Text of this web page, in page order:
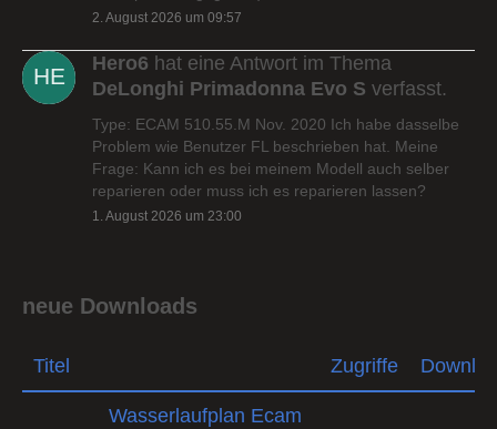
2. August 2026 um 09:57
Hero6 hat eine Antwort im Thema
DeLonghi Primadonna Evo S verfasst.
Type: ECAM 510.55.M Nov. 2020 Ich habe dasselbe
Problem wie Benutzer FL beschrieben hat. Meine
Frage: Kann ich es bei meinem Modell auch selber
reparieren oder muss ich es reparieren lassen?
1. August 2026 um 23:00
neue Downloads
Titel Zugriffe
Wasserlaufplan Ecam